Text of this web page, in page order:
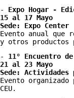
- Expo Hogar -
15 al 17 Mayo
Sede: Expo Center
Evento anual que
y otros productos
- 11° Encuentro
21 al 23 Mayo
Sede: Actividades
Evento
CEU.